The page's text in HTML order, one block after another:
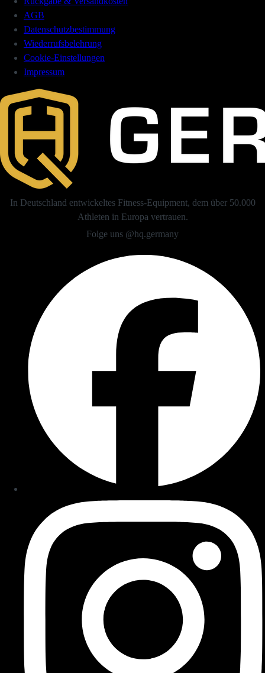
AGB
Datenschutzbestimmung
Wiederrufsbelehrung
Cookie-Einstellungen
Impressum
In Deutschland entwickeltes Fitness-Equipment, dem über 50.000
Athleten in Europa vertrauen.
Folge uns @hq.germany